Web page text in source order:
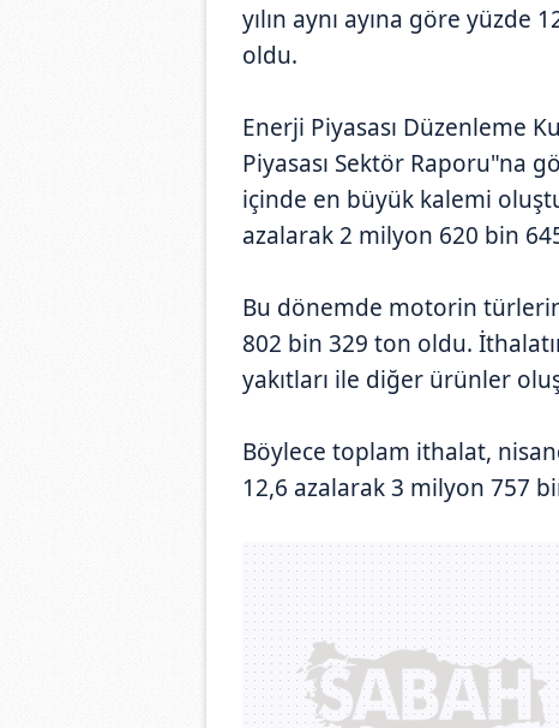
yılın aynı ayına göre
oldu.
Enerji Piyasası Düzenleme
Piyasası Sektör Raporu"na
içinde en büyük kalemi
azalarak 2 milyon 620 bin
Bu dönemde motorin
802 bin 329 ton oldu.
yakıtları ile diğer ürünler
Böylece toplam ithalat,
12,6 azalarak 3 milyon 757